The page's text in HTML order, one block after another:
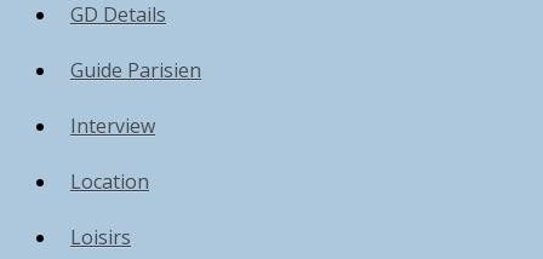
GD Details
Guide Parisien
Interview
Location
Loisirs